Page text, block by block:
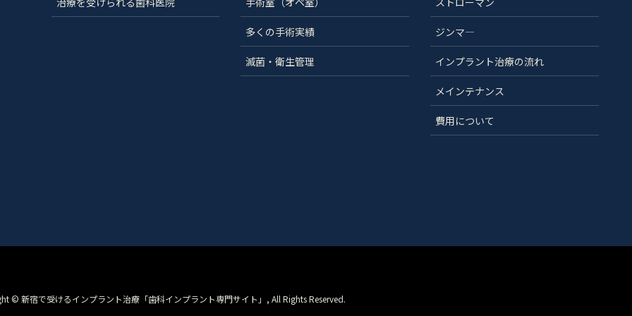
多くの手術実績
滅菌・衛生管理
ジンマ―
インプラント治療の流れ
メインテナンス
費用について
© 新宿で受けるインプラント治療「歯科インプラント専門サイト」, All Rights Reserved.